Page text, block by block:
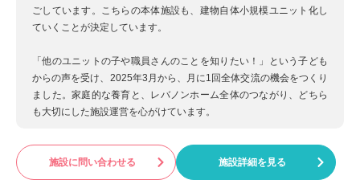
ごしています。こちらの本体施設も、建物自体小規模ユニット化し
ていくことが決定しています。
「他のユニットの子や職員さんのことを知りたい！」という子ども
からの声を受け、2025年3月から、月に1回全体交流の機会をつくり
ました。家庭的な養育と、レバノンホーム全体のつながり、どちら
も大切にした施設運営を心がけています。
施設に問い合わせる 施設詳細を見る